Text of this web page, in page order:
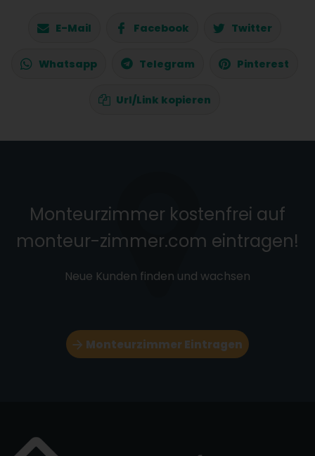
E-Mail Facebook Twitter
Whatsapp Telegram Pinterest
Url/Link kopieren
Monteurzimmer kostenfrei auf
monteur-zimmer.com eintragen!
Neue Kunden finden und wachsen
Monteurzimmer Eintragen